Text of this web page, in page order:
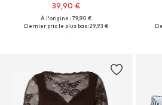
39,90 €
À l'origine : 79,90 €
Dernier prix le plus bas :29,93 €